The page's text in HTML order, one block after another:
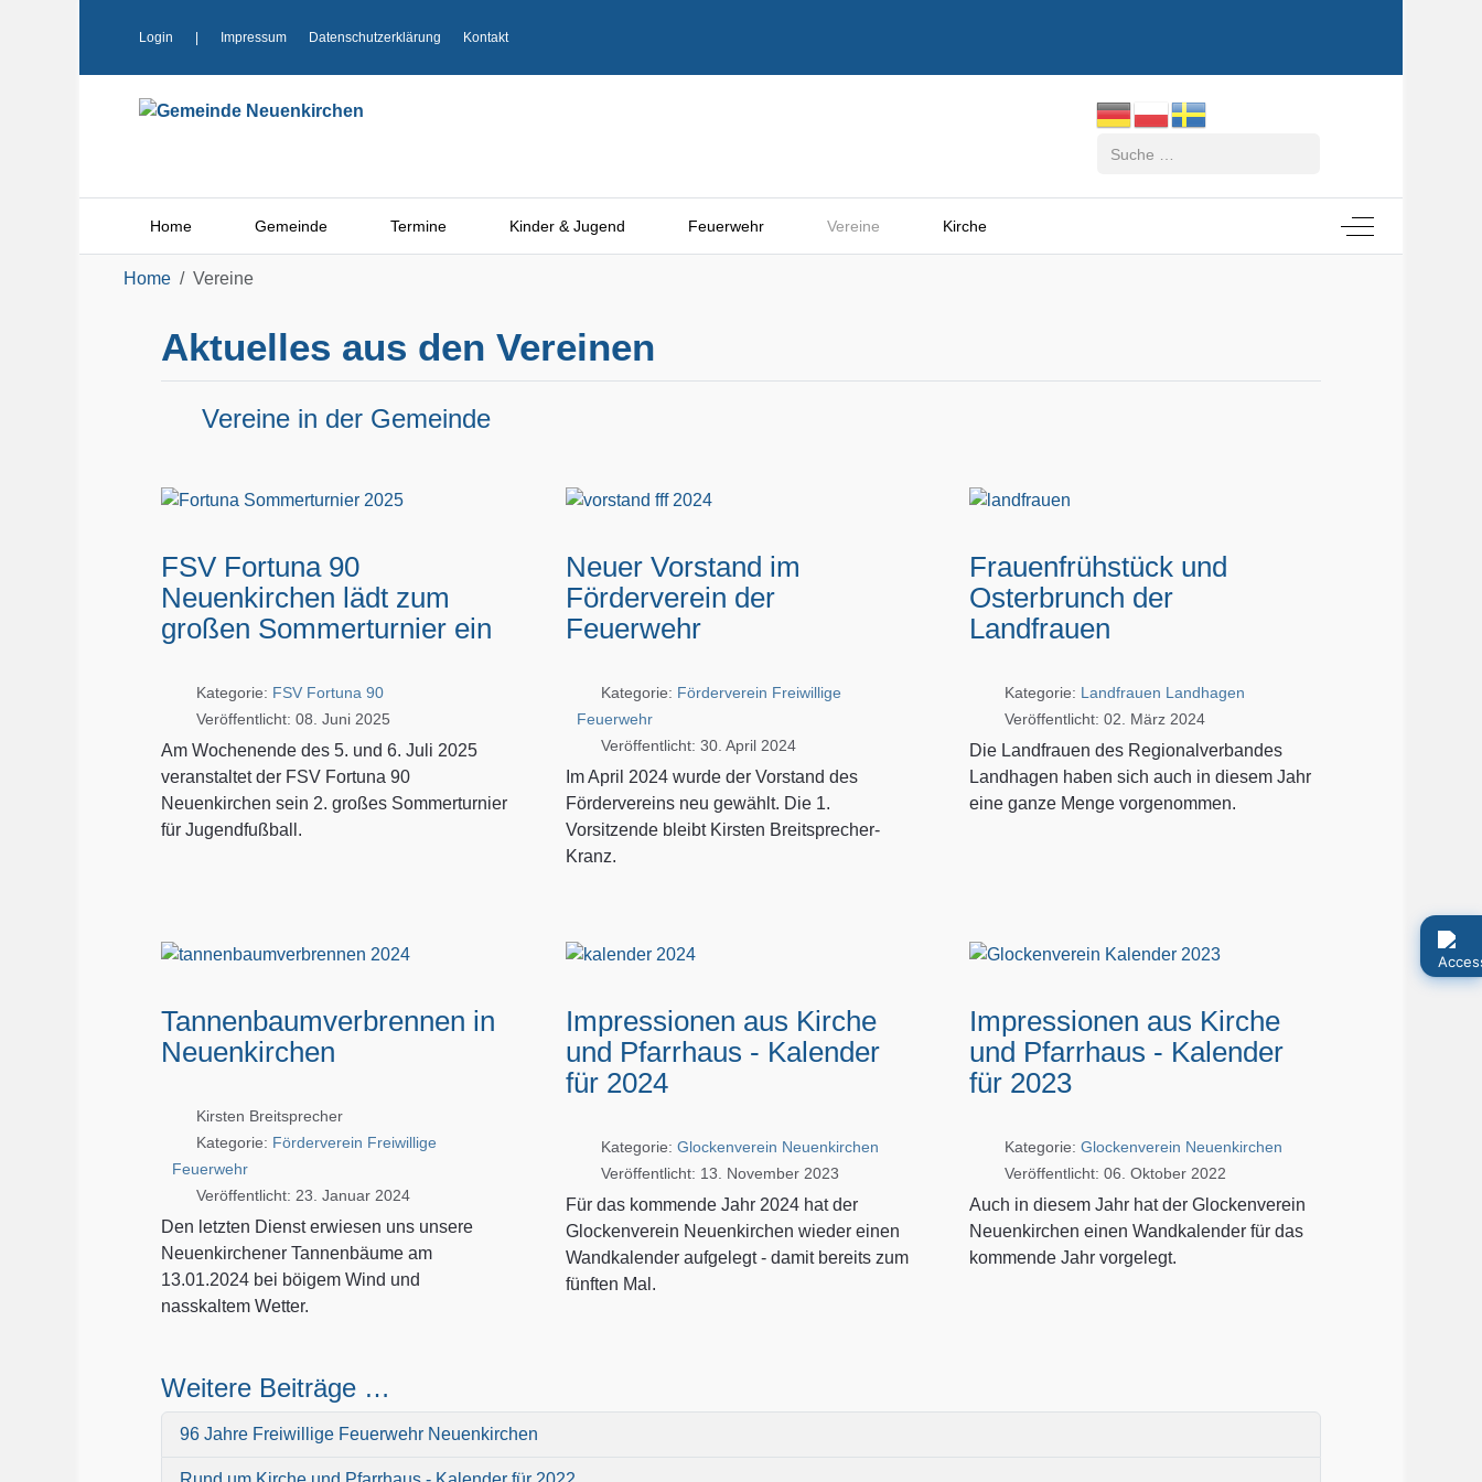
Login Impressum Datenschutzerklärung Kontakt
Home Gemeinde Termine Kinder & Jugend Feuerwehr Vereine Kirche Off-Canvas
Home Vereine
Aktuelles aus den Vereinen
Vereine in der Gemeinde
FSV Fortuna 90
Neuenkirchen lädt zum
großen Sommerturnier ein
Kategorie: FSV Fortuna 90
Veröffentlicht: 08. Juni 2025
Am Wochenende des 5. und 6. Juli 2025
veranstaltet der FSV Fortuna 90
Neuenkirchen sein 2. großes Sommerturnier
für Jugendfußball.
Neuer Vorstand im
Förderverein der
Feuerwehr
Kategorie: Förderverein Freiwillige
Feuerwehr
Veröffentlicht: 30. April 2024
Im April 2024 wurde der Vorstand des
Fördervereins neu gewählt. Die 1.
Vorsitzende bleibt Kirsten Breitsprecher-
Kranz.
Frauenfrühstück und
Osterbrunch der
Landfrauen
Kategorie: Landfrauen Landhagen
Veröffentlicht: 02. März 2024
Die Landfrauen des Regionalverbandes
Landhagen haben sich auch in diesem Jahr
eine ganze Menge vorgenommen.
Tannenbaumverbrennen in
Neuenkirchen
Kirsten Breitsprecher
Kategorie: Förderverein Freiwillige
Feuerwehr
Veröffentlicht: 23. Januar 2024
Den letzten Dienst erwiesen uns unsere
Neuenkirchener Tannenbäume am
13.01.2024 bei böigem Wind und
nasskaltem Wetter.
Impressionen aus Kirche
und Pfarrhaus - Kalender
für 2024
Kategorie: Glockenverein Neuenkirchen
Veröffentlicht: 13. November 2023
Für das kommende Jahr 2024 hat der
Glockenverein Neuenkirchen wieder einen
Wandkalender aufgelegt - damit bereits zum
fünften Mal.
Impressionen aus Kirche
und Pfarrhaus - Kalender
für 2023
Kategorie:Glockenverein Neuenkirchen
Veröffentlicht: 06. Oktober 2022
Auch in diesem Jahr hat der Glockenverein
Neuenkirchen einen Wandkalender für das
kommende Jahr vorgelegt.
Weitere Beiträge …
96 Jahre Freiwillige Feuerwehr Neuenkirchen